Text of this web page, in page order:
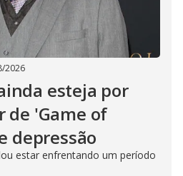
2026
esteja por
de 'Game of
depressão
estar enfrentando um período